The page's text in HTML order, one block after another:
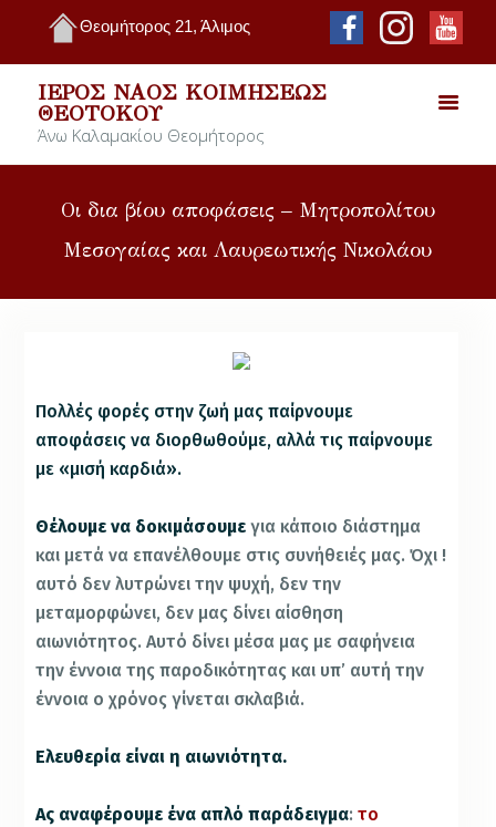
Θεομήτορος 21, Άλιμος
ΙΕΡΌΣ ΝΑΌΣ ΚΟΙΜΉΣΕΩΣ
ΘΕΟΤΌΚΟΥ
Άνω Καλαμακίου Θεομήτορος
Οι δια βίου αποφάσεις – Μητροπολίτου
Μεσογαίας και Λαυρεωτικής Νικολάου
Πολλές φορές στην ζωή μας παίρνουμε
αποφάσεις να διορθωθούμε, αλλά τις παίρνουμε
με «μισή καρδιά».
Θέλουμε να δοκιμάσουμεγια κάποιο διάστημα
και μετά να επανέλθουμε στις συνήθειές μας. Όχι !
αυτό δεν λυτρώνει την ψυχή, δεν την
μεταμορφώνει, δεν μας δίνει αίσθηση
αιωνιότητος. Αυτό δίνει μέσα μας με σαφήνεια
την έννοια της παροδικότητας και υπ’ αυτή την
έννοια ο χρόνος γίνεται σκλαβιά.
Ελευθερία είναι η αιωνιότητα.
Ας αναφέρουμε ένα απλό παράδειγμα: το